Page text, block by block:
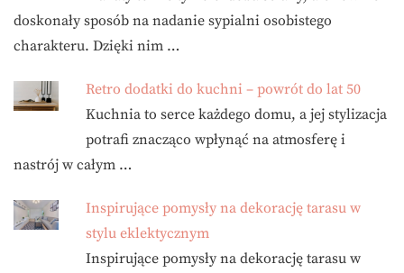
doskonały sposób na nadanie sypialni osobistego
charakteru. Dzięki nim …
Retro dodatki do kuchni – powrót do lat 50
Kuchnia to serce każdego domu, a jej stylizacja
potrafi znacząco wpłynąć na atmosferę i
nastrój w całym …
Inspirujące pomysły na dekorację tarasu w
stylu eklektycznym
Inspirujące pomysły na dekorację tarasu w